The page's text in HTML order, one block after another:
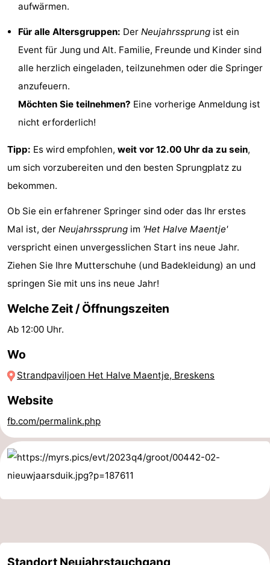
Aussichtspunkte
Attraktionen
Rundfahrten
Indoor-
Spielplätze
Bowling
-
Zentren
Dörfer
&
Städte
Natur
Sport
-
Schwimmbader
-
Surfen
-
Sportangeln
Haifischzähne
Seehunden
Essen
und
Veranstaltungen
Forum
aufwärmen.
Für alle Altersgruppen: Der Neujahrssprung ist ein
Event für Jung und Alt. Familie, Freunde und Kinder sind
alle herzlich eingeladen, teilzunehmen oder die Springer
anzufeuern.
Möchten Sie teilnehmen? Eine vorherige Anmeldung ist
nicht erforderlich!
Tipp: Es wird empfohlen, weit vor 12.00 Uhr da zu sein,
um sich vorzubereiten und den besten Sprungplatz zu
bekommen.
Ob Sie ein erfahrener Springer sind oder das Ihr erstes
Mal ist, der Neujahrssprung im 'Het Halve Maentje'
verspricht einen unvergesslichen Start ins neue Jahr.
Ziehen Sie Ihre Mutterschuhe (und Badekleidung) an und
springen Sie mit uns ins neue Jahr!
Welche Zeit / Öffnungszeiten
Ab 12:00 Uhr.
Wo
Strandpaviljoen Het Halve Maentje, Breskens
Website
fb.com/permalink.php